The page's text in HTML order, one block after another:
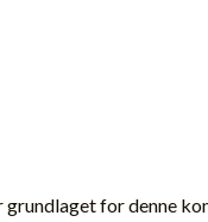
for denne